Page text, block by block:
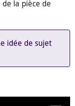
la pièce de
idée de sujet